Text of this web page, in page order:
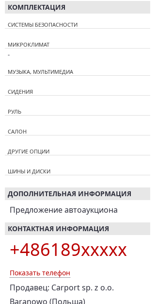
КОМПЛЕКТАЦИЯ
СИСТЕМЫ БЕЗОПАСНОСТИ
МИКРОКЛИМАТ
-
МУЗЫКА, МУЛЬТИМЕДИА
СИДЕНИЯ
РУЛЬ
САЛОН
ДРУГИЕ ОПЦИИ
ШИНЫ И ДИСКИ
ДОПОЛНИТЕЛЬНАЯ ИНФОРМАЦИЯ
Предложение автоаукциона
КОНТАКТНАЯ ИНФОРМАЦИЯ
+486189xxxxx
Показать телефон
Продавец: Carport sp. z o.o.
Baranowo (Польша)